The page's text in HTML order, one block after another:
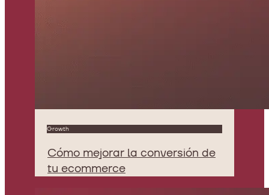
Growth
Cómo mejorar la conversión de
tu ecommerce